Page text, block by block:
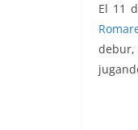
El 11
debur,